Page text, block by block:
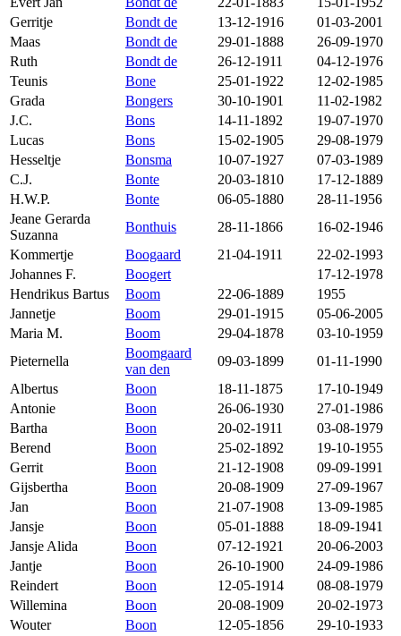
Gerritje
Bondt de 13-12-1916
01-03-2001
Maas
Bondt de 29-01-1888
26-09-1970
Ruth
Bondt de 26-12-1911
04-12-1976
Teunis
Bone 25-01-1922
12-02-1985
Grada
Bongers 30-10-1901
11-02-1982
J.C.
Bons 14-11-1892
19-07-1970
Lucas
Bons 15-02-1905
29-08-1979
Hesseltje
Bonsma 10-07-1927
07-03-1989
C.J.
Bonte 20-03-1810
17-12-1889
H.W.P.
Bonte 06-05-1880
28-11-1956
Jeane Gerarda
Suzanna
Bonthuis 28-11-1866
16-02-1946
Kommertje
Boogaard 21-04-1911
22-02-1993
Johannes F.
Boogert
17-12-1978
Hendrikus Bartus
Boom 22-06-1889
1955
Jannetje
Boom 29-01-1915
05-06-2005
Maria M.
Boom 29-04-1878
03-10-1959
Pieternella
Boomgaard
van den
09-03-1899
01-11-1990
Albertus
Boon 18-11-1875
17-10-1949
Antonie
Boon 26-06-1930
27-01-1986
Bartha
Boon 20-02-1911
03-08-1979
Berend
Boon 25-02-1892
19-10-1955
Gerrit
Boon 21-12-1908
09-09-1991
Gijsbertha
Boon 20-08-1909
27-09-1967
Jan
Boon 21-07-1908
13-09-1985
Jansje
Boon 05-01-1888
18-09-1941
Jansje Alida
Boon 07-12-1921
20-06-2003
Jantje
Boon 26-10-1900
24-09-1986
Reindert
Boon 12-05-1914
08-08-1979
Willemina
Boon 20-08-1909
20-02-1973
Wouter
Boon 12-05-1856
29-10-1933